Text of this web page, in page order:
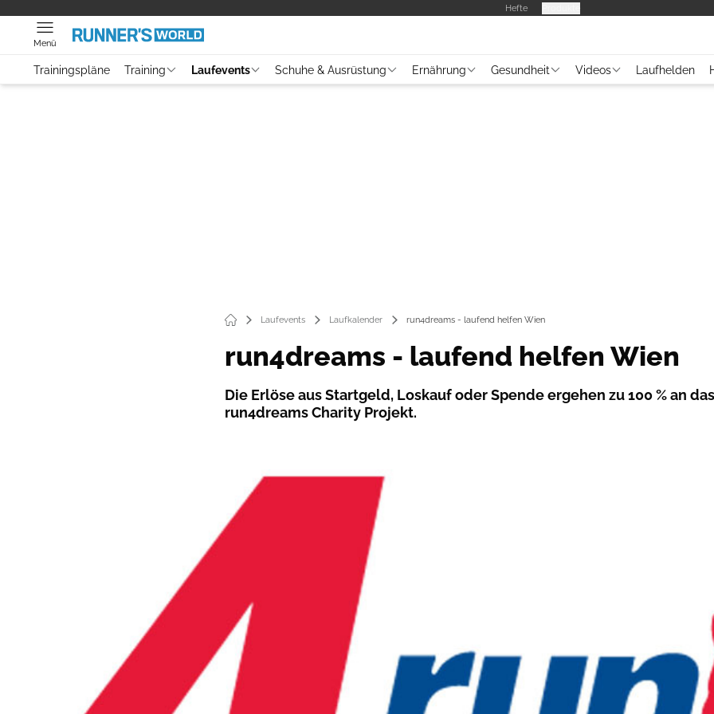
Hefte
Menü
Trainingspläne Training Laufevents Schuhe & Ausrüstung Ernährung Gesundheit Videos Laufhelden
Laufevents Laufkalender run4dreams - laufend helfen Wien
run4dreams - laufend helfen Wien
Die Erlöse aus Startgeld, Loskauf oder Spende ergehen zu 100 % an das
run4dreams Charity Projekt.